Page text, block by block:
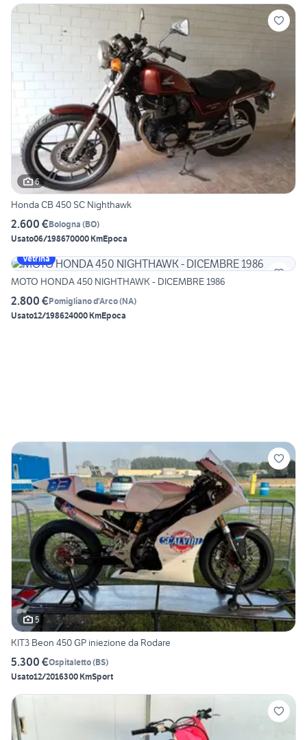
6
Honda CB 450 SC Nighthawk
2.600 €Bologna (BO)
Usato06/198670000 KmEpoca
Vetrina
MOTO HONDA 450 NIGHTHAWK - DICEMBRE 1986
2.800 €Pomigliano d'Arco(NA)
Usato12/198624000 KmEpoca
5
KIT3 Beon 450 GP iniezione da Rodare
5.300 €Ospitaletto(BS)
Usato12/2016300 KmSport